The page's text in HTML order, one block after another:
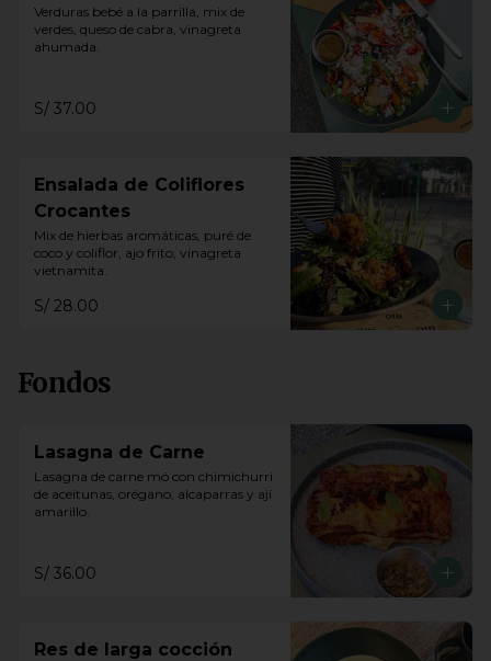
Verduras bebé a la parrilla, mix de
verdes, queso de cabra, vinagreta
ahumada.
S/ 37.00
Ensalada de Coliflores
Crocantes
Mix de hierbas aromáticas, puré de
coco y coliflor, ajo frito, vinagreta
vietnamita.
S/ 28.00
Fondos
Lasagna de Carne
Lasagna de carne mó con chimichurri
de aceitunas, orégano, alcaparras y ají
amarillo.
S/ 36.00
Res de larga cocción